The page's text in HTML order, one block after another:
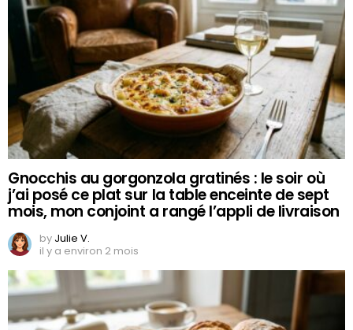
Gnocchis au gorgonzola gratinés : le soir où
j’ai posé ce plat sur la table enceinte de sept
mois, mon conjoint a rangé l’appli de livraison
by Julie V.
il y a environ 2 mois